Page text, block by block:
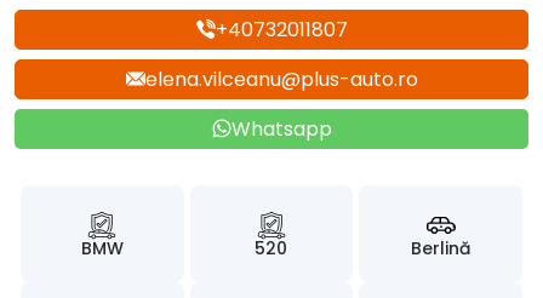
+40732011807
elena.vilceanu@plus-auto.ro
Whatsapp
BMW 520 Berlină